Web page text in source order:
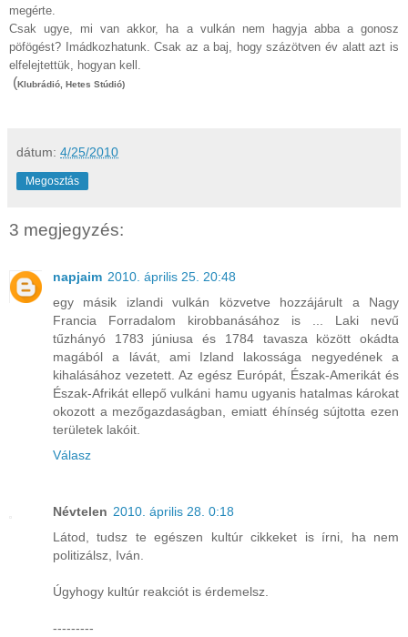
megérte.
Csak ugye, mi van akkor, ha a vulkán nem hagyja abba a gonosz
pöfögést? Imádkozhatunk. Csak az a baj, hogy százötven év alatt azt is
elfelejtettük, hogyan kell.
(Klubrádió, Hetes Stúdió)
dátum: 4/25/2010
Megosztás
3 megjegyzés:
napjaim 2010. április 25. 20:48
egy másik izlandi vulkán közvetve hozzájárult a Nagy
Francia Forradalom kirobbanásához is ... Laki nevű
tűzhányó 1783 júniusa és 1784 tavasza között okádta
magából a lávát, ami Izland lakossága negyedének a
kihalásához vezetett. Az egész Európát, Észak-Amerikát és
Észak-Afrikát ellepő vulkáni hamu ugyanis hatalmas károkat
okozott a mezőgazdaságban, emiatt éhínség sújtotta ezen
területek lakóit.
Válasz
Névtelen 2010. április 28. 0:18
Látod, tudsz te egészen kultúr cikkeket is írni, ha nem
politizálsz, Iván.
Úgyhogy kultúr reakciót is érdemelsz.
---------